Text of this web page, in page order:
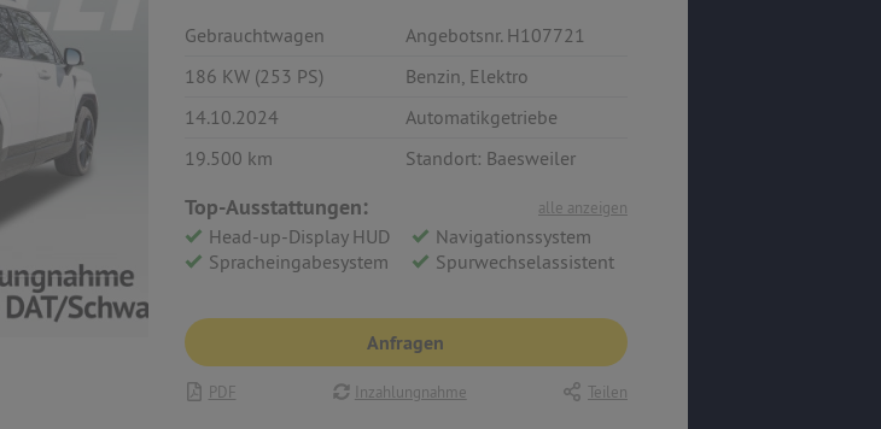
Gebrauchtwagen
Angebotsnr. H107721
186 KW (253 PS)
Benzin, Elektro
14.10.2024
Automatikgetriebe
19.500 km
Standort: Baesweiler
alle anzeigen
Top-Ausstattungen:
Head-up-Display HUD
Navigationssystem
Spracheingabesystem
Spurwechselassistent
Anfragen
PDF Inzahlungnahme Teilen